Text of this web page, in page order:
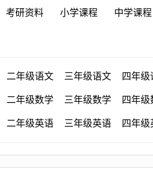
考研资料 小学课程 中学课程
二年级语文 三年级语文 四年级
二年级数学 三年级数学 四年级
二年级英语 三年级英语 四年级